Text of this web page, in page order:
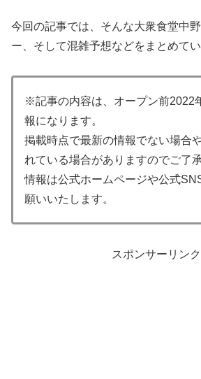
今回の記事では、そんな大衆食堂中
ー、そして混雑予想などをまとめてい
※記事の内容は、オープン前2022
報になります。
掲載時点で最新の情報でない場合
れている場合がありますのでご了
情報は公式ホームページや公式
願いいたします。
スポンサーリンク